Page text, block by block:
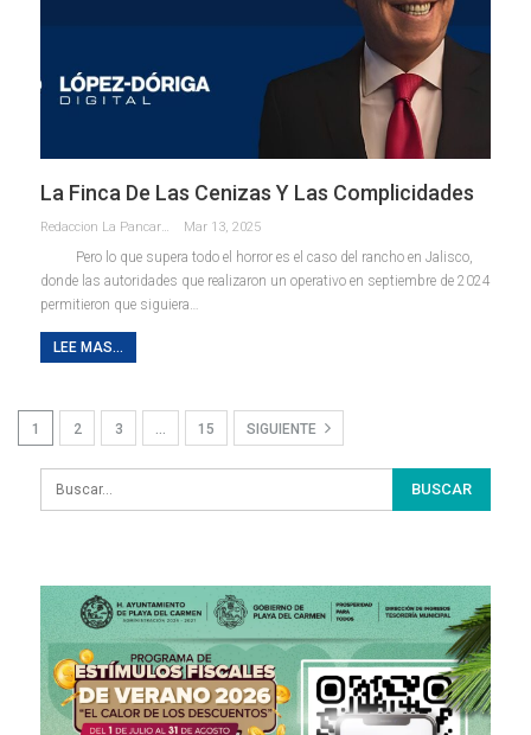
La Finca De Las Cenizas Y Las Complicidades
Redaccion La Pancarta De Quintana Roo Mar 13, 2025
Pero lo que supera todo el horror es el caso del rancho en Jalisco,
donde las autoridades que realizaron un operativo en septiembre de 2024
permitieron que siguiera…
LEE MAS...
1 2 3 … 15 SIGUIENTE